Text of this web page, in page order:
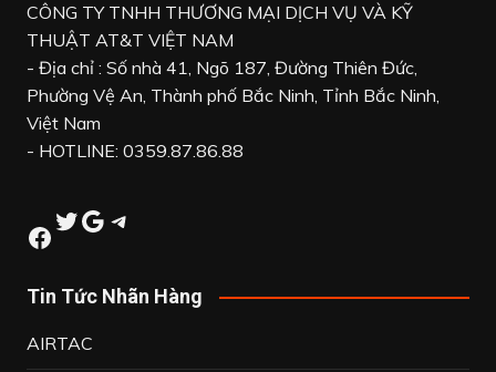
CÔNG TY TNHH THƯƠNG MẠI DỊCH VỤ VÀ KỸ
THUẬT AT&T VIỆT NAM
- Địa chỉ : Số nhà 41, Ngõ 187, Đường Thiên Đức,
Phường Vệ An, Thành phố Bắc Ninh, Tỉnh Bắc Ninh,
Việt Nam
- HOTLINE: 0359.87.86.88
Facebook
Twitter
Google
Telegram
Tin Tức Nhãn Hàng
AIRTAC